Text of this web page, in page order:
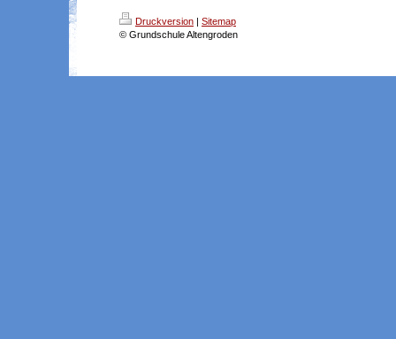
Druckversion | Sitemap
© Grundschule Altengroden